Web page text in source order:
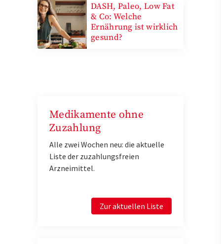
DASH, Paleo, Low Fat
& Co: Welche
Ernährung ist wirklich
gesund?
Medikamente ohne
Zuzahlung
Alle zwei Wochen neu: die aktuelle
Liste der zuzahlungsfreien
Arzneimittel.
Zur aktuellen Liste